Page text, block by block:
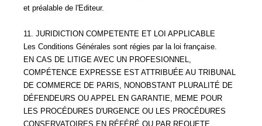
et préalable de l'Editeur.
11. JURIDICTION COMPETENTE ET LOI APPLICABLE
Les Conditions Générales sont régies par la loi française.
EN CAS DE LITIGE AVEC UN PROFESIONNEL,
COMPÉTENCE EXPRESSE EST ATTRIBUÉE AU TRIBUNAL
DE COMMERCE DE PARIS, NONOBSTANT PLURALITÉ DE
DÉFENDEURS OU APPEL EN GARANTIE, MEME POUR
LES PROCÉDURES D'URGENCE OU LES PROCÉDURES
CONSERVATOIRES EN RÉFÉRÉ OU PAR REQUETE.